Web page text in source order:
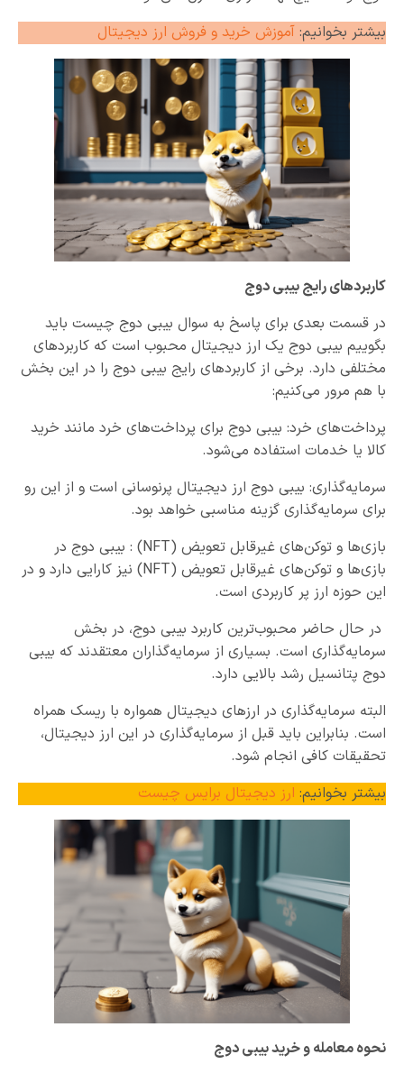
بیشتر بخوانیم: آموزش خرید و فروش ارز دیجیتال
کاربردهای رایج بیبی دوج
در قسمت بعدی برای پاسخ به سوال بیبی دوج چیست باید
بگوییم بیبی دوج یک ارز دیجیتال محبوب است که کاربردهای
مختلفی دارد. برخی از کاربردهای رایج بیبی دوج را در این بخش
با هم مرور می‌کنیم:
پرداخت‌های خرد: بیبی دوج برای پرداخت‌های خرد مانند خرید
کالا یا خدمات استفاده می‌شود.
سرمایه‌گذاری: بیبی دوج ارز دیجیتال پرنوسانی است و از این رو
برای سرمایه‌گذاری گزینه مناسبی خواهد بود.
بازی‌ها و توکن‌های غیرقابل تعویض (NFT) : بیبی دوج در
بازی‌ها و توکن‌های غیرقابل تعویض (NFT) نیز کارایی دارد و در
این حوزه ارز پر کاربردی است.
در حال حاضر محبوب‌ترین کاربرد بیبی دوج، در بخش
سرمایه‌گذاری است. بسیاری از سرمایه‌گذاران معتقدند که بیبی
دوج پتانسیل رشد بالایی دارد.
البته سرمایه‌گذاری در ارزهای دیجیتال همواره با ریسک همراه
است. بنابراین باید قبل از سرمایه‌گذاری در این ارز دیجیتال،
تحقیقات کافی انجام شود.
بیشتر بخوانیم: ارز دیجیتال برایس چیست
نحوه معامله و خرید بیبی دوج